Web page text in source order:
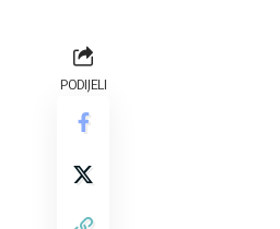
PODIJELI